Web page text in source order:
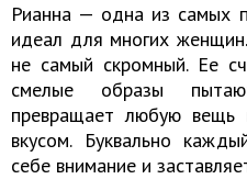
Рианна — одна из самых
идеал для многих
не самый скромный. Ее
смелые образы
превращает любую
вкусом. Буквально
себе внимание и